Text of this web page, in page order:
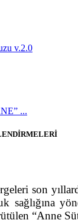
v.2.0
...
son
“Anne